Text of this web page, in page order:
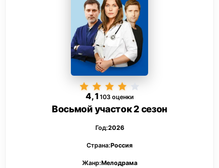
4,1 103 оценки
Восьмой участок 2 сезон
Год:2026
Страна:Россия
Жанр:Мелодрама